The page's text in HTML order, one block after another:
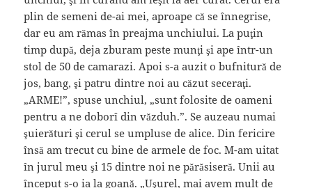
plin de semeni de-ai mei, aproape că se înnegrise,
dar eu am rămas în preajma unchiului. La puţin
timp după, deja zburam peste munţi şi ape într-un
stol de 50 de camarazi. Apoi s-a auzit o bufnitură de
jos, bang, şi patru dintre noi au căzut seceraţi.
„ARME!”, spuse unchiul, „sunt folosite de oameni
pentru a ne doborî din văzduh.”. Se auzeau numai
şuierături şi cerul se umpluse de alice. Din fericire
însă am trecut cu bine de armele de foc. M-am uitat
în jurul meu şi 15 dintre noi ne părăsiseră. Unii au
început s-o ia la goană. „Uşurel, mai avem mult de